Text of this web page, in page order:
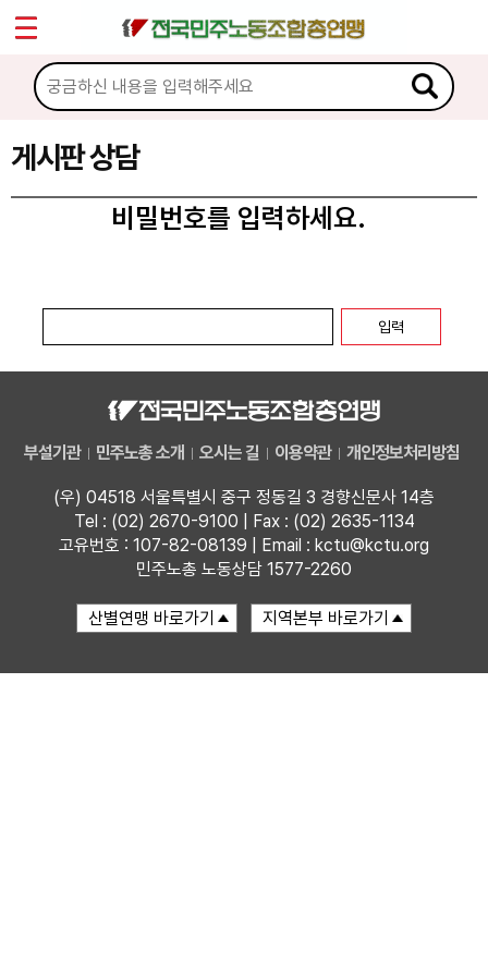
게시판 상담
비밀번호를 입력하세요.
부설기관 민주노총 소개 오시는 길 이용약관 개인정보처리방침
(우) 04518 서울특별시 중구 정동길 3 경향신문사 14층
Tel : (02) 2670-9100 | Fax : (02) 2635-1134
고유번호 : 107-82-08139 | Email : kctu@kctu.org
민주노총 노동상담 1577-2260
마이페이지
소개
소식
권리찾기수첩 검색
바로보기
찾아보기
노동조합 가입 안내
전국 노동상담소 안내